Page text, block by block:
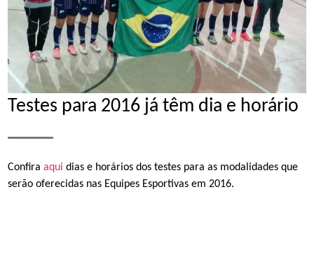
Testes para 2016 já têm dia e horário
Confiraaqui dias e horários dos testes para as modalidades que
serão oferecidas nas Equipes Esportivas em 2016.